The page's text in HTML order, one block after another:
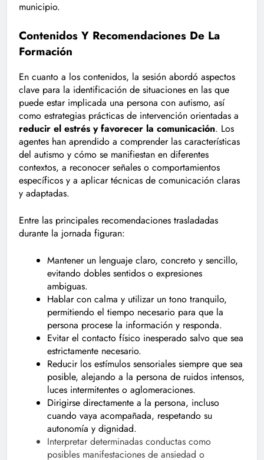
municipio.
Contenidos Y Recomendaciones De La
Formación
En cuanto a los contenidos, la sesión abordó aspectos
clave para la identificación de situaciones en las que
puede estar implicada una persona con autismo, así
como estrategias prácticas de intervención orientadas a
reducir el estrés y favorecer la comunicación. Los
agentes han aprendido a comprender las características
del autismo y cómo se manifiestan en diferentes
contextos, a reconocer señales o comportamientos
específicos y a aplicar técnicas de comunicación claras
y adaptadas.
Entre las principales recomendaciones trasladadas
durante la jornada figuran:
Mantener un lenguaje claro, concreto y sencillo,
evitando dobles sentidos o expresiones
ambiguas.
Hablar con calma y utilizar un tono tranquilo,
permitiendo el tiempo necesario para que la
persona procese la información y responda.
Evitar el contacto físico inesperado salvo que sea
estrictamente necesario.
Reducir los estímulos sensoriales siempre que sea
posible, alejando a la persona de ruidos intensos,
luces intermitentes o aglomeraciones.
Dirigirse directamente a la persona, incluso
cuando vaya acompañada, respetando su
autonomía y dignidad.
Interpretar determinadas conductas como
posibles manifestaciones de ansiedad o